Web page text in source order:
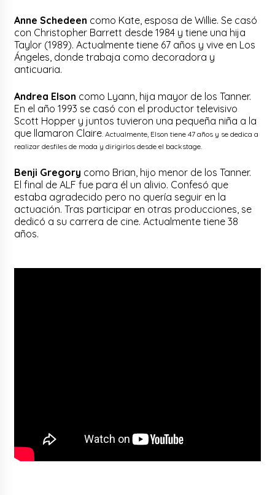
Anne Schedeen como Kate, esposa de Willie. Se casó
con Christopher Barrett desde 1984 y tiene una hija
Taylor (1989). Actualmente tiene 67 años y vive en Los
Ángeles, donde trabaja como decoradora y
anticuaria.
Andrea Elson como Lyann, hija mayor de los Tanner.
En el año 1993 se casó con el productor televisivo
Scott Hopper y juntos tuvieron una pequeña niña a la
que llamaron Claire . Actualmente, Elson tiene 47 años y se dedica a
realizar desfiles de moda y dirigirlos desde el backstage.
Benji Gregory como Brian, hijo menor de los Tanner.
El final de ALF fue para él un alivio. Confesó que
estaba agradecido pero no quería seguir en la
actuación. Tras participar en otras producciones, se
dedicó a su carrera de cine. Actualmente tiene 38
años.